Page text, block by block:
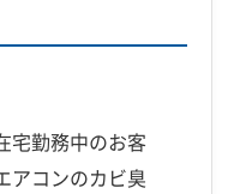
宅勤務中のお客
アコンのカビ臭